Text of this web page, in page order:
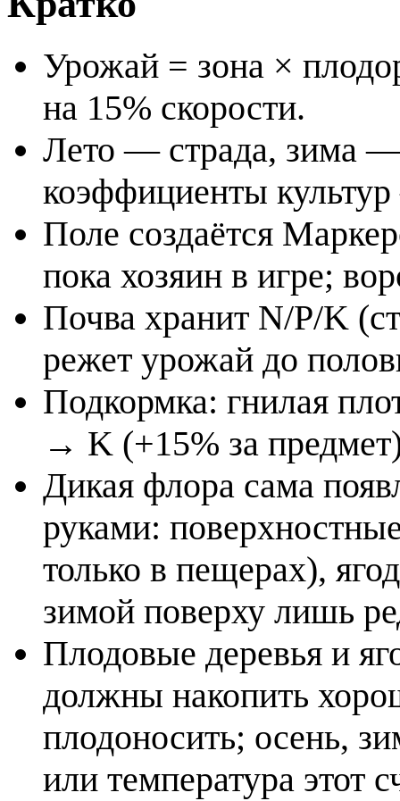
Урожай = зона ×
на 15% скорости.
Лето — страда, зима —
коэффициенты
Поле создаётся
пока хозяин в игре;
Почва хранит N/P/K
режет урожай до
Подкормка: гнилая
→ K (+15% за
Дикая флора сама
руками:
только в пещерах),
зимой поверху лишь
Плодовые деревья и
должны накопить
плодоносить; осень,
или температура этот